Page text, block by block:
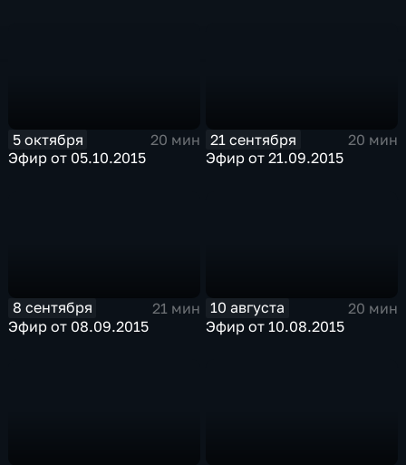
5 октября
20 мин
Эфир от 05.10.2015
21 сентября
20 мин
Эфир от 21.09.2015
8 сентября
21 мин
Эфир от 08.09.2015
10 августа
20 мин
Эфир от 10.08.2015